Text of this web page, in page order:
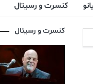
کنسرت و رسیتال
کنسرت و رسیتال